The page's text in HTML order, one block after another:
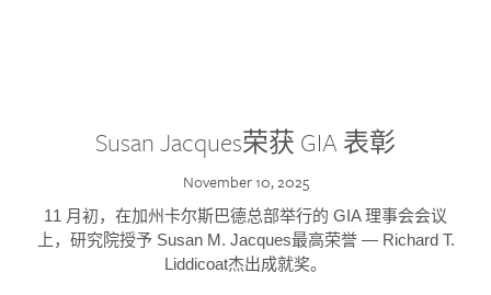
Susan Jacques荣获 GIA 表彰
November 10, 2025
11 月初，在加州卡尔斯巴德总部举行的 GIA 理事会会议
上，研究院授予 Susan M. Jacques最高荣誉 — Richard T.
Liddicoat杰出成就奖。